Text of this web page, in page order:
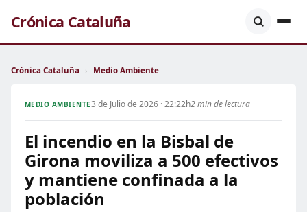
Crónica Cataluña
Crónica Cataluña › Medio Ambiente
MEDIO AMBIENTE3 de Julio de 2026 · 22:22h2 min de lectura
El incendio en la Bisbal de
Girona moviliza a 500 efectivos
y mantiene confinada a la
población